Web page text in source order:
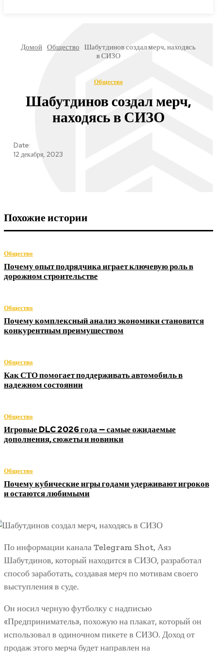
Домой Общество
Шабутдинов создал мерч, находясь
в СИЗО
Общество
Шабутдинов создал мерч,
находясь в СИЗО
Date:
12 декабря, 2023
Похожие истории
Общество
Почему опыт подрядчика играет ключевую роль в
дорожном строительстве
Общество
Почему комплексный анализ экономики становится
конкурентным преимуществом
Общество
Как СТО помогает поддерживать автомобиль в
надежном состоянии
Общество
Игровые DLC 2026 года — самые ожидаемые
дополнения, сюжеты и новинки
Общество
Почему кубические игры годами удерживают игроков
и остаются любимыми
По информации канала Telegram Shot, Аяз
Шабутдинов, который находится в СИЗО, разработал
способ заработать, создавая мерч по мотивам своего
выступления в суде.
Он носил черную футболку с надписью
«Предприниматель», похожую на плакат, который он
использовал в одиночном пикете в СИЗО. Доход от
продаж этого мерча будет направлен на